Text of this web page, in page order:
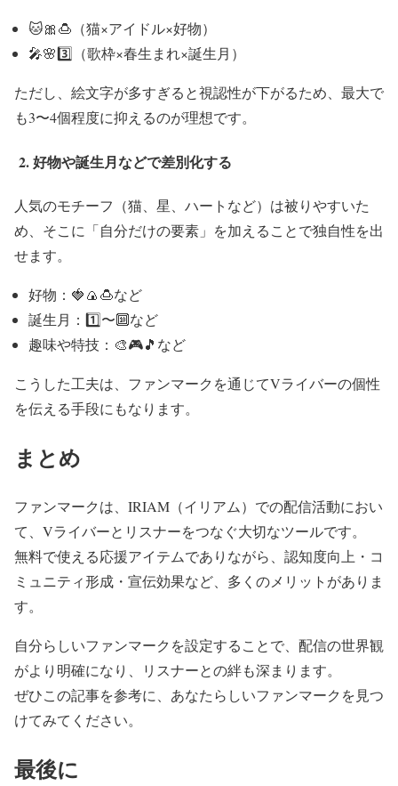
🐱🎀🍮（猫×アイドル×好物）
🎤🌸3️⃣（歌枠×春生まれ×誕生月）
ただし、絵文字が多すぎると視認性が下がるため、最大で
も3〜4個程度に抑えるのが理想です。
2. 好物や誕生月などで差別化する
人気のモチーフ（猫、星、ハートなど）は被りやすいた
め、そこに「自分だけの要素」を加えることで独自性を出
せます。
好物：🍓🍙🍮など
誕生月：1️⃣〜🔟など
趣味や特技：🎨🎮🎵など
こうした工夫は、ファンマークを通じてVライバーの個性
を伝える手段にもなります。
まとめ
ファンマークは、IRIAM （イリアム） での配信活動におい
て、Vライバーとリスナーをつなぐ大切なツールです。
無料で使える応援アイテムでありながら、認知度向上・コ
ミュニティ形成・宣伝効果など、多くのメリットがありま
す。
自分らしいファンマークを設定することで、配信の世界観
がより明確になり、リスナーとの絆も深まります。
ぜひこの記事を参考に、あなたらしいファンマークを見つ
けてみてください。
最後に